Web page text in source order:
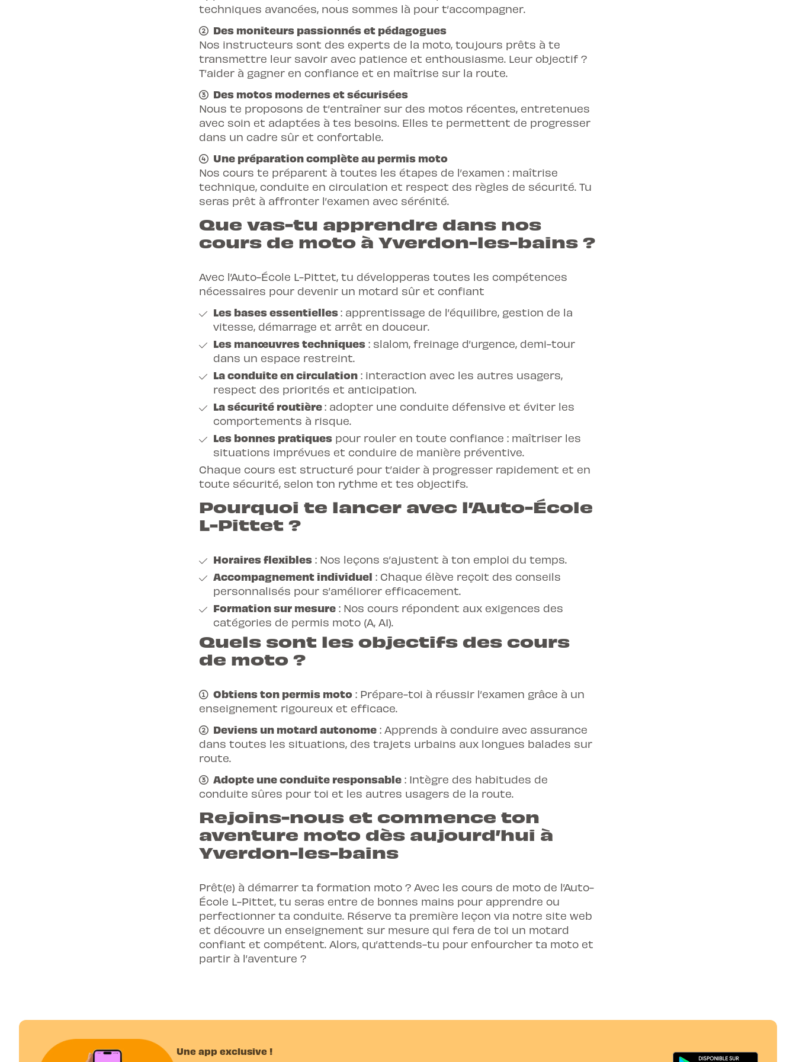
Cours 1 : exercices à basse vitesse (huit, couloir lent,
slalom), freinage, utilisation de la chaussée
Cours 2 : freinage sûr et rapide, conduite en circulation,
franchissement d’intersections
Cours 3 : conduite en virages, freinage à haute vitesse,
techniques avancées, nous sommes là pour t’accompagner.
Des moniteurs passionnés et pédagogues
Nos instructeurs sont des experts de la moto, toujours prêts à te
transmettre leur savoir avec patience et enthousiasme. Leur objectif ?
T’aider à gagner en confiance et en maîtrise sur la route.
Des motos modernes et sécurisées
Nous te proposons de t’entraîner sur des motos récentes, entretenues
avec soin et adaptées à tes besoins. Elles te permettent de progresser
dans un cadre sûr et confortable.
Une préparation complète au permis moto
Nos cours te préparent à toutes les étapes de l’examen : maîtrise
technique, conduite en circulation et respect des règles de sécurité. Tu
seras prêt à affronter l’examen avec sérénité.
Que vas-tu apprendre dans nos
cours de moto à Yverdon-les-bains ?
Avec l’Auto-École L-Pittet, tu développeras toutes les compétences
nécessaires pour devenir un motard sûr et confiant
Les bases essentielles: apprentissage de l’équilibre, gestion de la
vitesse, démarrage et arrêt en douceur.
Les manœuvres techniques : slalom, freinage d’urgence, demi-tour
dans un espace restreint.
La conduite en circulation : interaction avec les autres usagers,
respect des priorités et anticipation.
La sécurité routière: adopter une conduite défensive et éviter les
comportements à risque.
Les bonnes pratiques pour rouler en toute confiance : maîtriser les
situations imprévues et conduire de manière préventive.
Chaque cours est structuré pour t’aider à progresser rapidement et en
toute sécurité, selon ton rythme et tes objectifs.
Pourquoi te lancer avec l’Auto-École
L-Pittet ?
Horaires flexibles : Nos leçons s’ajustent à ton emploi du temps.
Accompagnement individuel : Chaque élève reçoit des conseils
personnalisés pour s’améliorer efficacement.
Formation sur mesure : Nos cours répondent aux exigences des
catégories de permis moto (A, A1).
Quels sont les objectifs des cours
de moto ?
Obtiens ton permis moto : Prépare-toi à réussir l’examen grâce à un
enseignement rigoureux et efficace.
Deviens un motard autonome : Apprends à conduire avec assurance
dans toutes les situations, des trajets urbains aux longues balades sur
route.
Adopte une conduite responsable : Intègre des habitudes de
conduite sûres pour toi et les autres usagers de la route.
Rejoins-nous et commence ton
aventure moto dès aujourd’hui à
Yverdon-les-bains
Prêt(e) à démarrer ta formation moto ? Avec les cours de moto de l’Auto-
École L-Pittet, tu seras entre de bonnes mains pour apprendre ou
perfectionner ta conduite. Réserve ta première leçon via notre site web
et découvre un enseignement sur mesure qui fera de toi un motard
confiant et compétent. Alors, qu’attends-tu pour enfourcher ta moto et
partir à l’aventure ?
Une app exclusive !